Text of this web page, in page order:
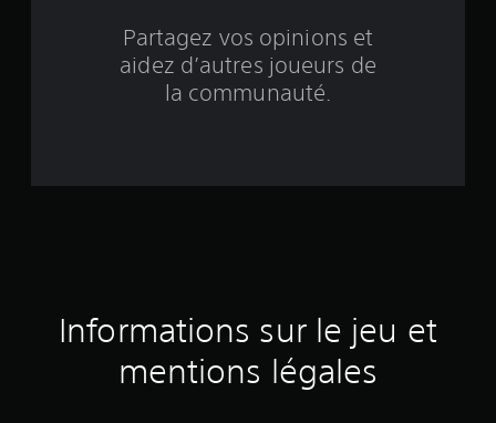
e
r
Partagez vos opinions et
aidez d’autres joueurs de
la communauté.
Informations sur le jeu et
mentions légales